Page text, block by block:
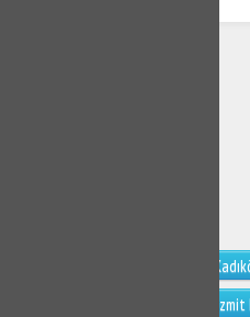
İzmit